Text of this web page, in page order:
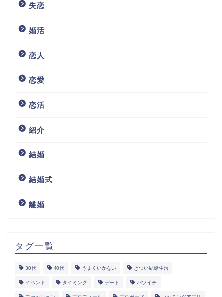
失恋
婚活
恋人
恋愛
恋活
紹介
結婚
結婚式
離婚
タグ一覧
30代 40代 うまくいかない きつい結婚生活
イベント タイミング デート バツイチ